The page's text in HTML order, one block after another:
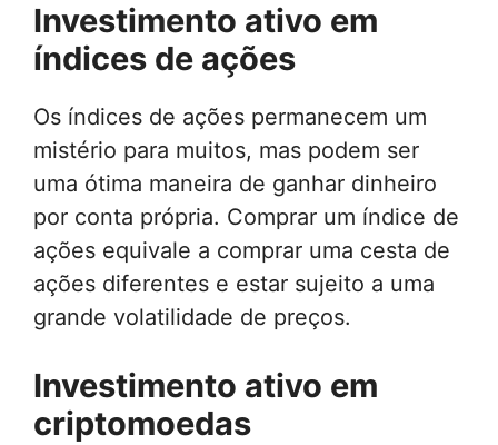
Investimento ativo em
índices de ações
Os índices de ações permanecem um
mistério para muitos, mas podem ser
uma ótima maneira de ganhar dinheiro
por conta própria. Comprar um índice de
ações equivale a comprar uma cesta de
ações diferentes e estar sujeito a uma
grande volatilidade de preços.
Investimento ativo em
criptomoedas